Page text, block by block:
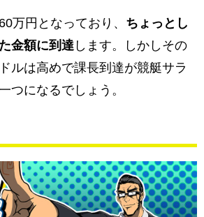
万円となっており、 ちょっとし
金額に到達 します。しかしその
ルは高めで課長到達が競艇サラ
つになるでしょう。